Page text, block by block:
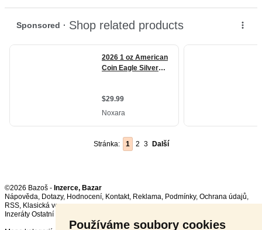
Používáme soubory cookies
Stránka: 1 2 3 Další
©2026 Bazoš - Inzerce, Bazar
Nápověda, Dotazy, Hodnocení, Kontakt, Reklama, Podmínky, Ochrana údajů,
RSS,
Inzeráty Ostatní celkem: